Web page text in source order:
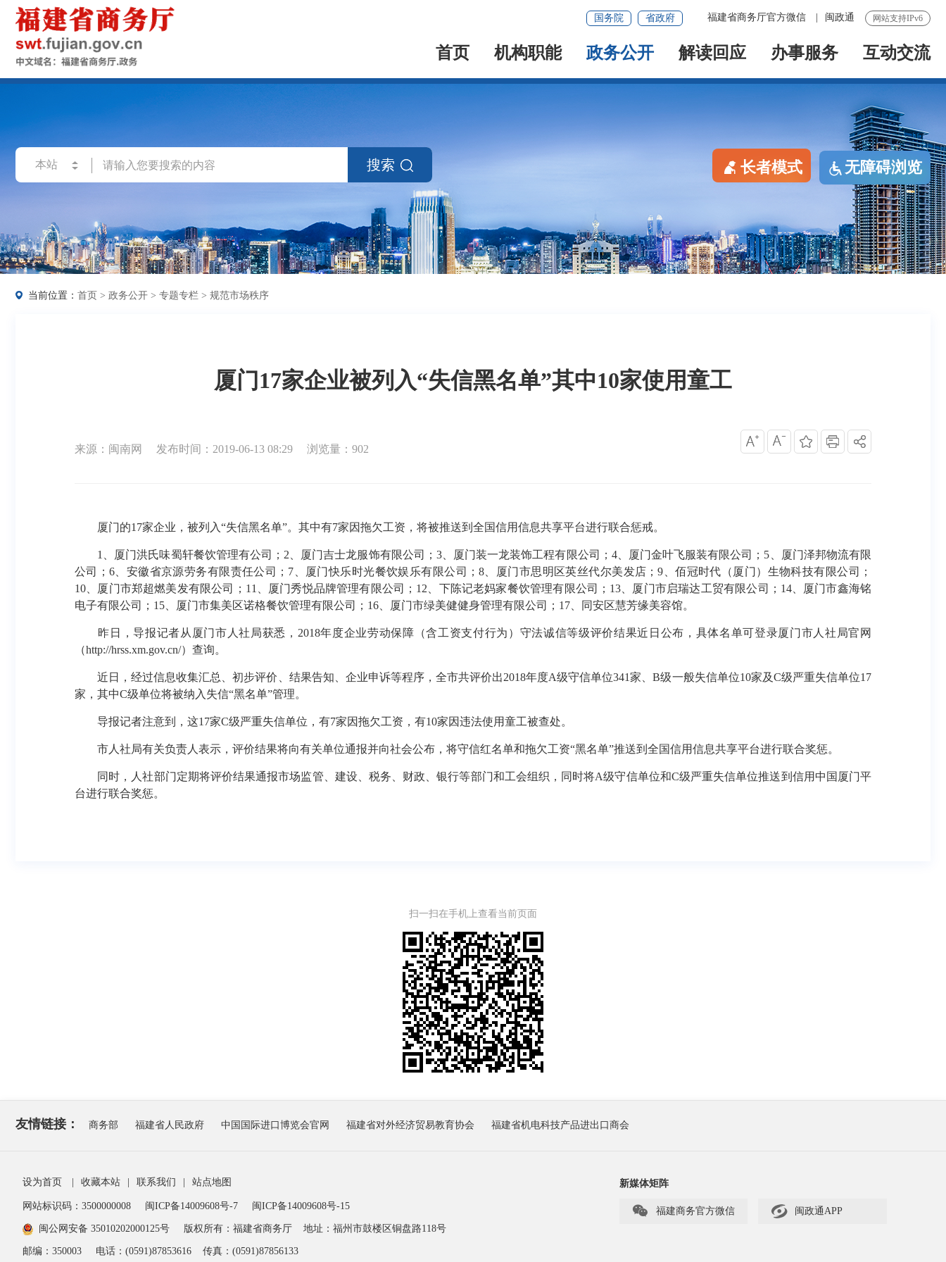
网站支持IPv6
福建省商务厅官方微信 闽政通
国务院 省政府
首页 机构职能 政务公开 解读回应 办事服务 互动交流
搜索 长者模式 无障碍浏览
当前位置： 首页 > 政务公开 > 专题专栏 > 规范市场秩序
厦门17家企业被列入“失信黑名单”其中10家使用童工
来源：闽南网 发布时间：2019-06-13 08:29 浏览量：902
厦门的17家企业，被列入“失信黑名单”。其中有7家因拖欠工资，将被推送到全国信用信息共享平台进行联合惩戒。
1、厦门洪氏味蜀轩餐饮管理有公司；2、厦门吉士龙服饰有限公司；3、厦门装一龙装饰工程有限公司；4、厦门金叶飞服装有限公司；5、厦门泽邦物流有限
公司；6、安徽省京源劳务有限责任公司；7、厦门快乐时光餐饮娱乐有限公司；8、厦门市思明区英丝代尔美发店；9、佰冠时代（厦门）生物科技有限公司；
10、厦门市郑超燃美发有限公司；11、厦门秀悦品牌管理有限公司；12、下陈记老妈家餐饮管理有限公司；13、厦门市启瑞达工贸有限公司；14、厦门市鑫海铭
电子有限公司；15、厦门市集美区诺格餐饮管理有限公司；16、厦门市绿美健健身管理有限公司；17、同安区慧芳缘美容馆。
昨日，导报记者从厦门市人社局获悉，2018年度企业劳动保障（含工资支付行为）守法诚信等级评价结果近日公布，具体名单可登录厦门市人社局官网
（http://hrss.xm.gov.cn/）查询。
近日，经过信息收集汇总、初步评价、结果告知、企业申诉等程序，全市共评价出2018年度A级守信单位341家、B级一般失信单位10家及C级严重失信单位17
家，其中C级单位将被纳入失信“黑名单”管理。
导报记者注意到，这17家C级严重失信单位，有7家因拖欠工资，有10家因违法使用童工被查处。
市人社局有关负责人表示，评价结果将向有关单位通报并向社会公布，将守信红名单和拖欠工资“黑名单”推送到全国信用信息共享平台进行联合奖惩。
同时，人社部门定期将评价结果通报市场监管、建设、税务、财政、银行等部门和工会组织，同时将A级守信单位和C级严重失信单位推送到信用中国厦门平
台进行联合奖惩。
扫一扫在手机上查看当前页面
友情链接： 商务部 福建省人民政府 中国国际进口博览会官网 福建省对外经济贸易教育协会 福建省机电科技产品进出口商会
设为首页 收藏本站 联系我们 站点地图
网站标识码：3500000008 闽ICP备14009608号-7 闽ICP备14009608号-15
闽公网安备 35010202000125号 版权所有：福建省商务厅 地址：福州市鼓楼区铜盘路118号
邮编：350003 电话：(0591)87853616 传真：(0591)87856133
新媒体矩阵
 福建商务官方微信  闽政通APP